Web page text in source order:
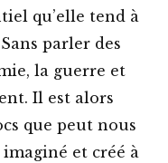
qu’elle tend à
parler des
la guerre et
Il est alors
que peut nous
et créé à